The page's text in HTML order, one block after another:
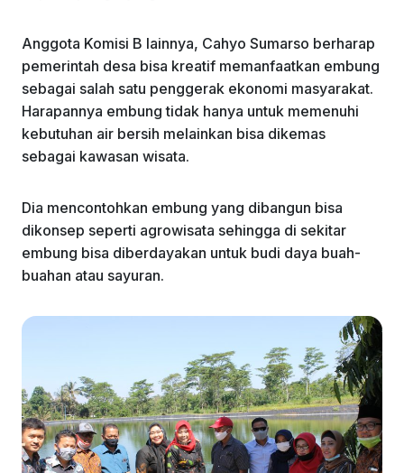
Anggota Komisi B lainnya, Cahyo Sumarso berharap
pemerintah desa bisa kreatif memanfaatkan embung
sebagai salah satu penggerak ekonomi masyarakat.
Harapannya embung tidak hanya untuk memenuhi
kebutuhan air bersih melainkan bisa dikemas
sebagai kawasan wisata.
Dia mencontohkan embung yang dibangun bisa
dikonsep seperti agrowisata sehingga di sekitar
embung bisa diberdayakan untuk budi daya buah-
buahan atau sayuran.